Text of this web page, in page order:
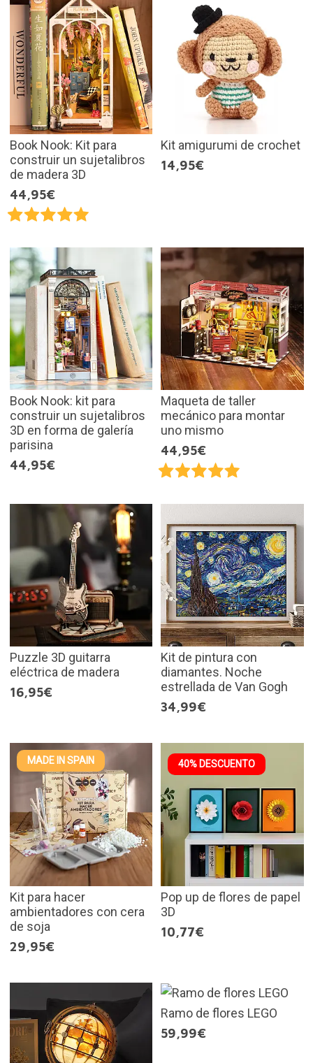
Book Nook: Kit para
construir un sujetalibros
de madera 3D
44,95€
Kit amigurumi de crochet
14,95€
Book Nook: kit para
construir un sujetalibros
3D en forma de galería
parisina
44,95€
Maqueta de taller
mecánico para montar
uno mismo
44,95€
Puzzle 3D guitarra
eléctrica de madera
16,95€
Kit de pintura con
diamantes. Noche
estrellada de Van Gogh
34,99€
MADE IN SPAIN
Kit para hacer
ambientadores con cera
de soja
29,95€
40% DESCUENTO
Pop up de flores de papel
3D
10,77€
Ramo de flores LEGO
59,99€